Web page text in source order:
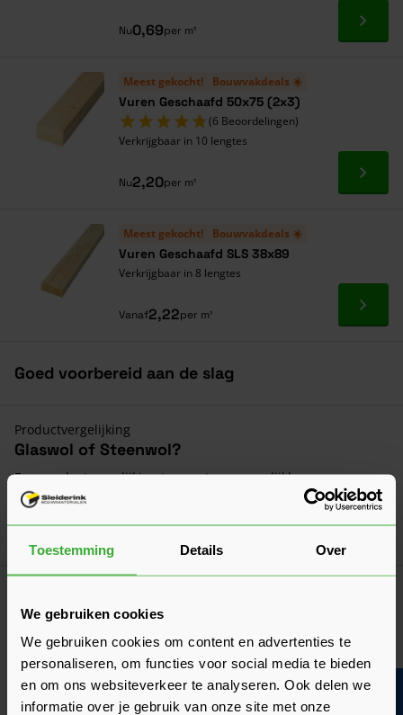
Toestemming Details Over
We gebruiken cookies
We gebruiken cookies om content en advertenties te
personaliseren, om functies voor social media te bieden
en om ons websiteverkeer te analyseren. Ook delen we
informatie over je gebruik van onze site met onze
Nu0,69per m¹ Ga
Meest gekocht! Bouwvakdeals ☀️
Vuren Geschaafd 50x75 (2x3)
(6 Beoordelingen)
Verkrijgbaar in 10 lengtes
Nu2,20per m¹ Ga
Meest gekocht! Bouwvakdeals ☀️
Vuren Geschaafd SLS 38x89
Verkrijgbaar in 8 lengtes
Vanaf2,22per m¹ Ga
Goed voorbereid aan de slag
Productvergelijking
Glaswol of Steenwol?
Een productvergelijking tussen twee vergelijkbare
isolatiematerialen. Wanneer kies je voor welk product?
Is minerale wol schadelijk?
Glaswol en steenwol is niet schadelijk voor de gezondheid,
maar kan wél leiden tot jeuk of irritatie. Lees er hier alles
over!
Laatst gewijzigd: April 2026